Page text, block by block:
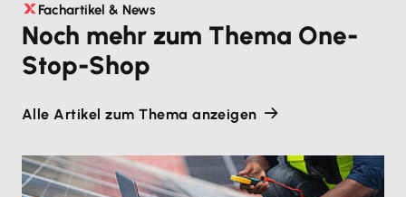
Fachartikel & News
Noch mehr zum Thema One-
Stop-Shop
Alle Artikel zum Thema anzeigen